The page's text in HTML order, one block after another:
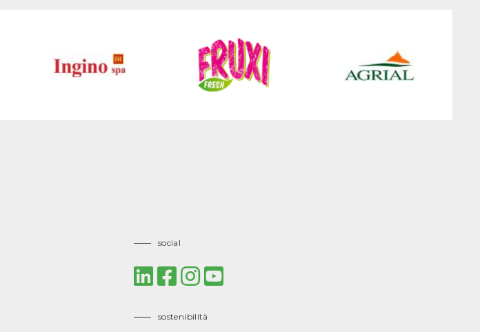
social
sostenibilità